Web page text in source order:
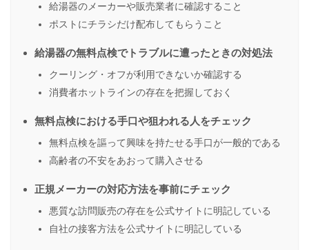
給湯器のメーカーや販売業者に確認すること
ポストにチラシだけ配布してもらうこと
給湯器の無料点検でトラブルに遭ったときの対処法
クーリング・オフが利用できないか確認する
消費者ホットラインの存在を把握しておく
無料点検における手口や狙われる人をチェック
無料点検を謳って興味を持たせる手口が一般的である
高齢者の不安をあおって購入させる
正規メーカーの対応方法を事前にチェック
悪質な訪問販売の存在を公式サイトに明記している
自社の接客方法を公式サイトに明記している